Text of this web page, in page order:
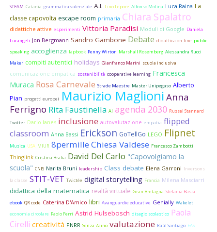
STEAM Catania grammatica valenziale A.I. Lino Lepore Alfonso Molina Luca Raina La
classe capovolta escape room primaria Chiara Spalatro
didattiche attive esperimenti Vittoria Paradisi Moduli di Google Daniela
Lucangeli Jon Bergmann Sandro Gambone Debate didattica on-line public
speaking accoglienza lapbook Penny Wirton Marshall Rosemberg Alessandra Rucci
Maker compiti autentici holidays Gianfranco Marini scuola inclusiva
comunicazione empatica sostenibilità cooperative learning Francesca
Muraca Rosa Carnevale Strade Maestre Master Unipegaso Alberto
Pian progetti europei Maurizio Maglioni Anna
Ferrigno Rita Faustinella AI agenda 2030 Russel Stannard
Twitter Dario Ianes inclusione autovalutazione empatia flipped
classroom Anna Bassi Erickson GoTellGo LEGO Flipnet
Musica USA MIUR 8permille Chiesa Valdese Francesco Zambotti
Thinglink Cristina Bralia David Del Carlo "Capovolgiamo la
scuola" CNIS Narita Bruni leadership Class debate Elena Garroni Inversons
la classe STIT-VET Twictée digital storytelling Francia Milena Masciarri
didattica della matematica realtà virtuale Gran Bretagna Stefania Bassi
ebook QR code Caterina D'Amico libri Avanguardie educative Genially Wakelet
economia circolare Paolo Ferri Astrid Hulsebosch disagio scolastico Paola
Cirelli creatività PNRR Senza Zaino valutazione Raúl Santiago EAS